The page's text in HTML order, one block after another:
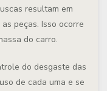
resultam em
peças. Isso ocorre
do carro.
do desgaste das
de cada uma e se